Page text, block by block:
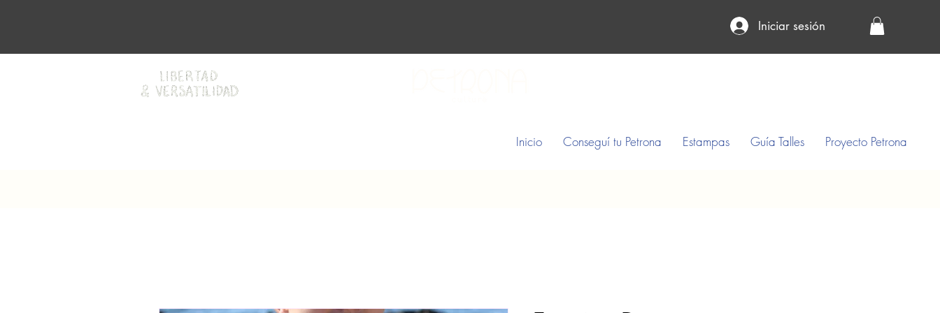
Iniciar sesión
Inicio Conseguí tu Petrona Estampas Guía Talles Proyecto Petrona